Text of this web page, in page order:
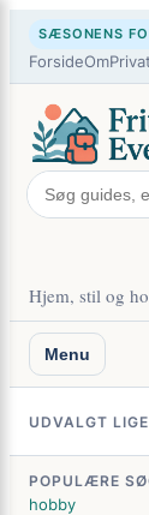
indhold
SÆSONENS
ForsideOm
Hjem, stil og
Menu
UDVALGT
POPULÆRE
hobby